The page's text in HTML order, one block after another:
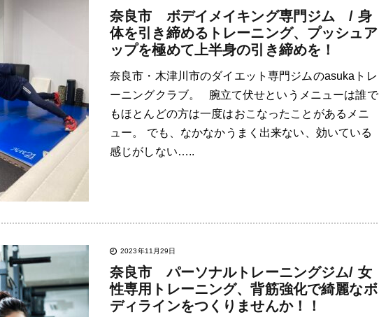
奈良市 ボデイメイキング専門ジム / 身
体を引き締めるトレーニング、プッシュア
ップを極めて上半身の引き締めを！
奈良市・木津川市のダイエット専門ジムのasukaトレ
ーニングクラブ。 腕立て伏せというメニューは誰で
もほとんどの方は一度はおこなったことがあるメニ
ュー。 でも、なかなかうまく出来ない、効いている
感じがしない…..
2023年11月29日
奈良市 パーソナルトレーニングジム/ 女
性専用トレーニング、背筋強化で綺麗なボ
ディラインをつくりませんか！！